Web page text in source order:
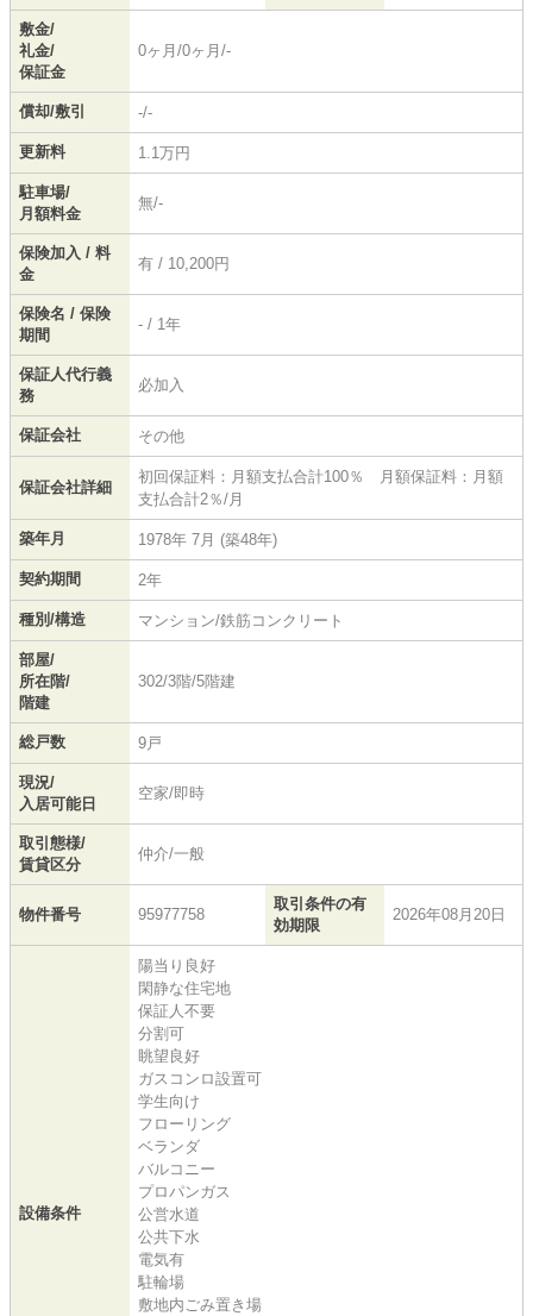
敷金/
礼金/
保証金
0ヶ月/0ヶ月/-
償却/敷引 -/-
更新料 1.1万円
駐車場/
月額料金
無/-
保険加入 / 料
金
有 / 10,200円
保険名 / 保険
期間
- / 1年
保証人代行義
務
必加入
保証会社 その他
保証会社詳細
初回保証料：月額支払合計100％ 月額保証料：月額
支払合計2％/月
築年月 1978年 7月 (築48年)
契約期間 2年
種別/構造 マンション/鉄筋コンクリート
部屋/
所在階/
階建
302/3階/5階建
総戸数 9戸
現況/
入居可能日
空家/即時
取引態様/
賃貸区分
仲介/一般
物件番号 95977758
取引条件の有
効期限
2026年08月20日
設備条件
陽当り良好
閑静な住宅地
保証人不要
分割可
眺望良好
ガスコンロ設置可
学生向け
フローリング
ベランダ
バルコニー
プロパンガス
公営水道
公共下水
電気有
駐輪場
敷地内ごみ置き場